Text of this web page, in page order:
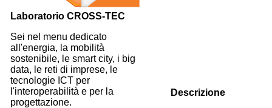
Laboratorio CROSS-TEC
Sei nel menu dedicato
all'energia, la mobilità
sostenibile, le smart city, i big
data, le reti di imprese, le
tecnologie ICT per
l'interoperabilità e per la
progettazione.
Descrizione